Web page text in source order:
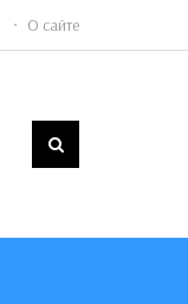
О сайте